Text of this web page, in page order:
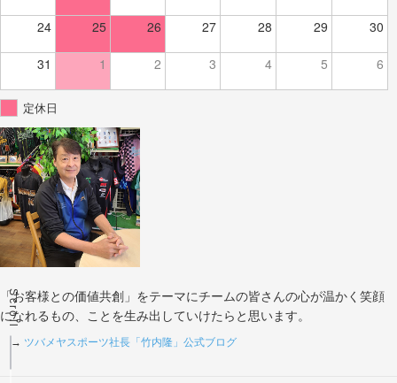
Scroll
24 25 26 27 28 29 30
31 1 2 3 4 5 6
定休日
「お客様との価値共創」をテーマにチームの皆さんの心が温かく笑顔
になれるもの、ことを生み出していけたらと思います。
→ ツバメヤスポーツ社長「竹内隆」公式ブログ